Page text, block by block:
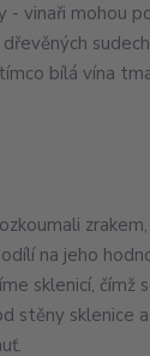
- vinaři mohou
bílá vína
na jeho
sklenicí, čímž
stěny sklenice